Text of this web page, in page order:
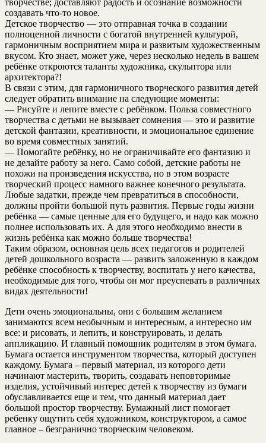
создавать что-то новое.
Детское творчество — это отправная точка в создании
полноценной личности с богатой внутренней культурой,
гармоничным восприятием мира и развитым художественным
вкусом. Кто знает, может уже, через несколько недель в вашем
ребёнке откроются таланты художника, скульптора или
архитектора?!
В связи с этим, для гармоничного творческого развития детей
следует обратить внимание на следующие моменты:
— Рисуйте и лепите вместе с ребёнком. Польза совместного
творчества с детьми не вызывает сомнения — это и развитие
детской фантазии, креативности, и эмоциональное единение
во время совместных занятий.
— Помогайте ребёнку, но не ограничивайте его фантазию и
не делайте работу за него. Само собой, детские работы не
похожи на произведения искусства, но в этом возрасте
творческий процесс намного важнее конечного результата.
Любые задатки, прежде чем превратиться в способности,
должны пройти большой путь развития. Первые годы жизни
ребёнка — самые ценные для его будущего, и надо как можно
полнее использовать их. А для этого необходимо внести в
жизнь ребёнка как можно больше творчества!
Таким образом, основная цель всех педагогов и родителей
детей дошкольного возраста — развить заложенную в каждом
ребёнке способность к творчеству, воспитать у него качества,
необходимые для того, чтобы он мог преуспевать в различных
видах деятельности!
Дети очень эмоциональны, они с большим желанием
занимаются всем необычным и интересным, а интересно им
все: и рисовать, и лепить, и конструировать, и делать
аппликацию. И главный помощник родителям в этом бумага.
Бумага остается инструментом творчества, который доступен
каждому. Бумага – первый материал, из которого дети
начинают мастерить, творить, создавать неповторимые
изделия, устойчивый интерес детей к творчеству из бумаги
обуславливается еще и тем, что данный материал дает
большой простор творчеству. Бумажный лист помогает
ребенку ощутить себя художником, конструктором, а самое
главное – безгранично творческим человеком.